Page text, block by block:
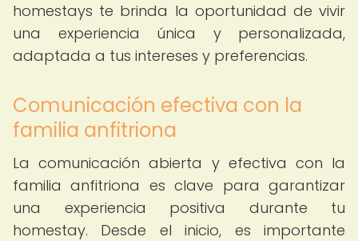
homestays te brinda la oportunidad de vivir
una experiencia única y personalizada,
adaptada a tus intereses y preferencias.
Comunicación efectiva con la
familia anfitriona
La comunicación abierta y efectiva con la
familia anfitriona es clave para garantizar
una experiencia positiva durante tu
homestay. Desde el inicio, es importante